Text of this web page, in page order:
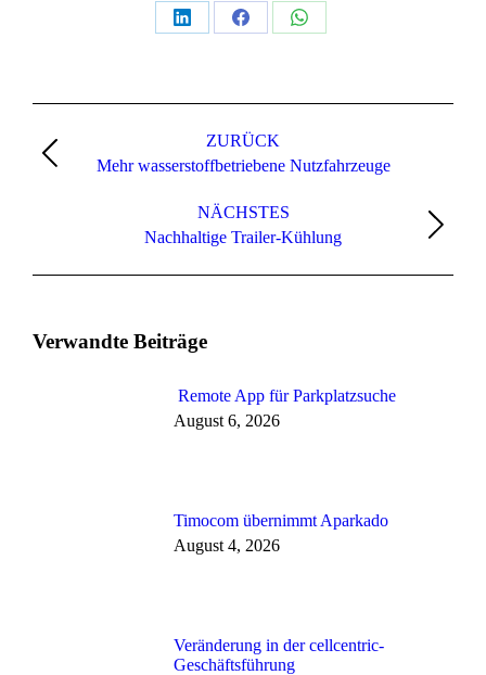
Teilen
Teilen
Teilen
ZURÜCK
Vorheriger
Mehr wasserstoffbetriebene Nutzfahrzeuge
NÄCHSTES
Nächster
Nachhaltige Trailer-Kühlung
Verwandte Beiträge
Remote App für Parkplatzsuche
August 6, 2026
Timocom übernimmt Aparkado
August 4, 2026
Veränderung in der cellcentric-
Geschäftsführung